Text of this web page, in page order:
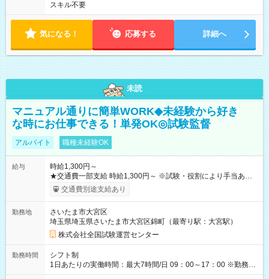
スキル不要
気になる！ 応募する 詳細へ
未読
マニュアル通りに簡単WORK◆未経験から好き
な時にお仕事できる！単発OK◎試験監督
アルバイト 職種未経験OK
給与
時給1,300円～
★交通費一部支給 時給1,300円～ ※試験・役割により手当あり
※勤務回数により昇給あり 【即給（前払い）オプションあ
り！】 希望される場合、勤務から1週間ほどで給与の一部を受け
例】 ・河合塾模擬試験 8:30～17:30（休憩1時間） 時給1,300円
×8時間＝日収10,400円＋交通費 ※当日の役割により時給＋100
円の場合あり ・国家試験 7:00～13:30（休憩なし） 時給1,300
円（役割手当＋100円）×6時間＝日収8,400円＋交通費 【試用期
間】試用期間なし
交通費別途支給あり
勤務地
さいたま市大宮区
埼玉県埼玉県さいたま市大宮区錦町（最寄り駅：大宮駅）
株式会社全国試験運営センター
勤務時間
シフト制
1日あたりの実働時間：最大7時間/日 09：00～17：00 ※勤務時
間は 試験により異なります。